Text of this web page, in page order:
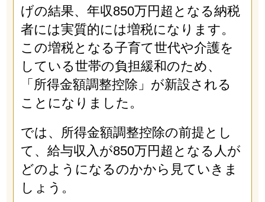
げの結果、年収850万円超となる納税
者には実質的には増税になります。
この増税となる子育て世代や介護を
している世帯の負担緩和のため、
「所得金額調整控除」が新設される
ことになりました。
では、所得金額調整控除の前提とし
て、給与収入が850万円超となる人が
どのようになるのかから見ていきま
しょう。